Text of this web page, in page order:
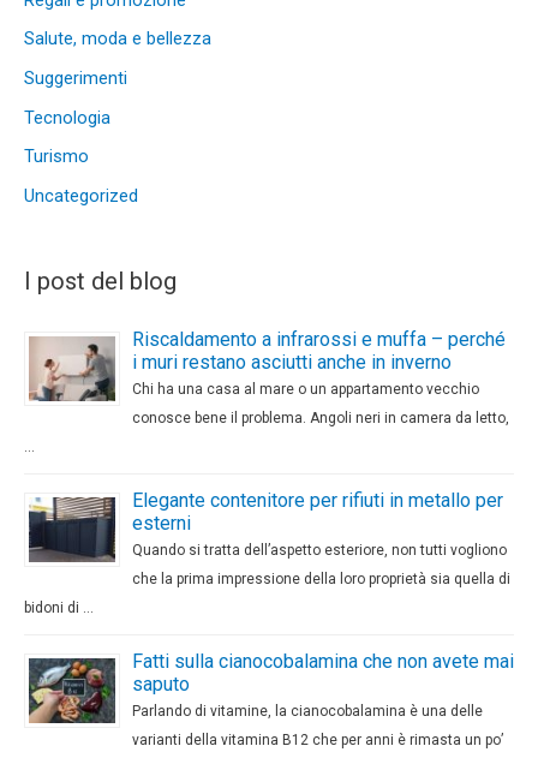
Salute, moda e bellezza
Suggerimenti
Tecnologia
Turismo
Uncategorized
I post del blog
Riscaldamento a infrarossi e muffa – perché
i muri restano asciutti anche in inverno
Chi ha una casa al mare o un appartamento vecchio
conosce bene il problema. Angoli neri in camera da letto,
Elegante contenitore per rifiuti in metallo per
esterni
Quando si tratta dell’aspetto esteriore, non tutti vogliono
che la prima impressione della loro proprietà sia quella di
bidoni di …
Fatti sulla cianocobalamina che non avete mai
saputo
Parlando di vitamine, la cianocobalamina è una delle
varianti della vitamina B12 che per anni è rimasta un po’